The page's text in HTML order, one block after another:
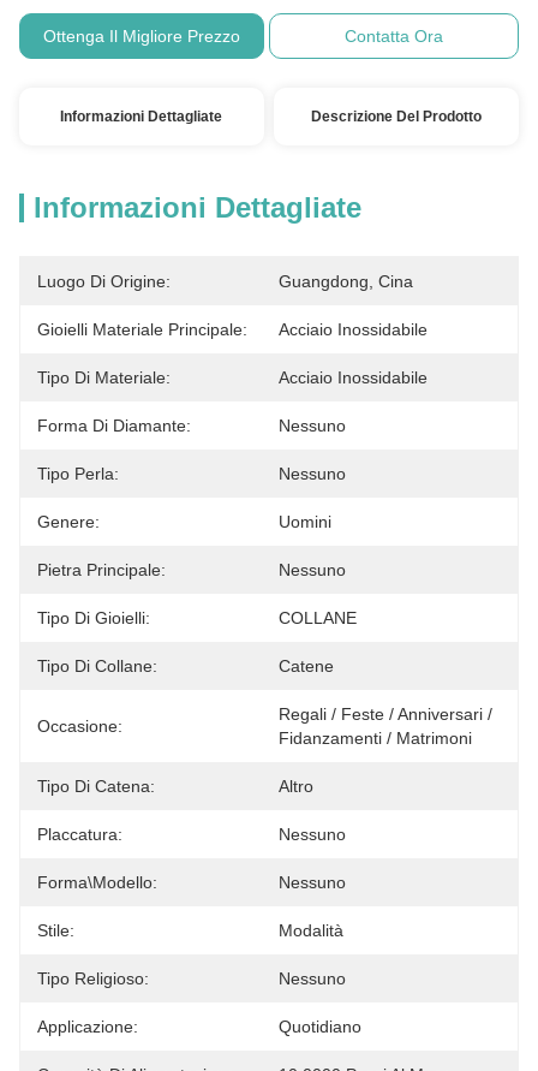
Ottenga Il Migliore Prezzo Contatta Ora
Informazioni Dettagliate Descrizione Del Prodotto
Informazioni Dettagliate
Luogo Di Origine: Guangdong, Cina
Gioielli Materiale Principale: Acciaio Inossidabile
Tipo Di Materiale: Acciaio Inossidabile
Forma Di Diamante: Nessuno
Tipo Perla: Nessuno
Genere: Uomini
Pietra Principale: Nessuno
Tipo Di Gioielli: COLLANE
Tipo Di Collane: Catene
Occasione:
Regali / Feste / Anniversari /
Fidanzamenti / Matrimoni
Tipo Di Catena: Altro
Placcatura: Nessuno
Forma\modello: Nessuno
Stile: Modalità
Tipo Religioso: Nessuno
Applicazione: Quotidiano